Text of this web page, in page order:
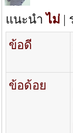
แนะนำไม่ |
ข้อดี
ข้อด้อย